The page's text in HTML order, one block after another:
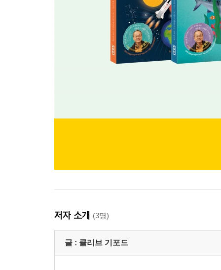
저자 소개 (3명)
글 : 클리브 기포드